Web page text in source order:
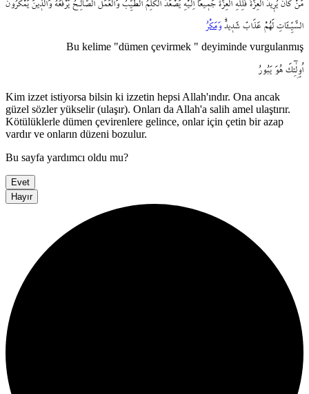
مَنْ كَانَ يُر۪يدُ الْعِزَّةَ فَلِلّٰهِ الْعِزَّةُ جَم۪يعاًۜ اِلَيْهِ يَصْعَدُ الْكَلِمُ الطَّيِّبُ وَالْعَمَلُ الصَّالِـحُ يَرْفَعُهُۜ وَالَّذ۪ينَ يَمْكُرُونَ
السَّيِّـَٔاتِ لَهُمْ عَذَابٌ شَد۪يدٌۜ وَمَكْرُ
Bu kelime "dümen çevirmek " deyiminde vurgulanmış
اُو۬لٰٓئِكَ هُوَ يَبُورُ
Kim izzet istiyorsa bilsin ki izzetin hepsi Allah'ındır. Ona ancak
güzel sözler yükselir (ulaşır). Onları da Allah'a salih amel ulaştırır.
Kötülüklerle dümen çevirenlere gelince, onlar için çetin bir azap
vardır ve onların düzeni bozulur.
Bu sayfa yardımcı oldu mu?
Evet
Hayır